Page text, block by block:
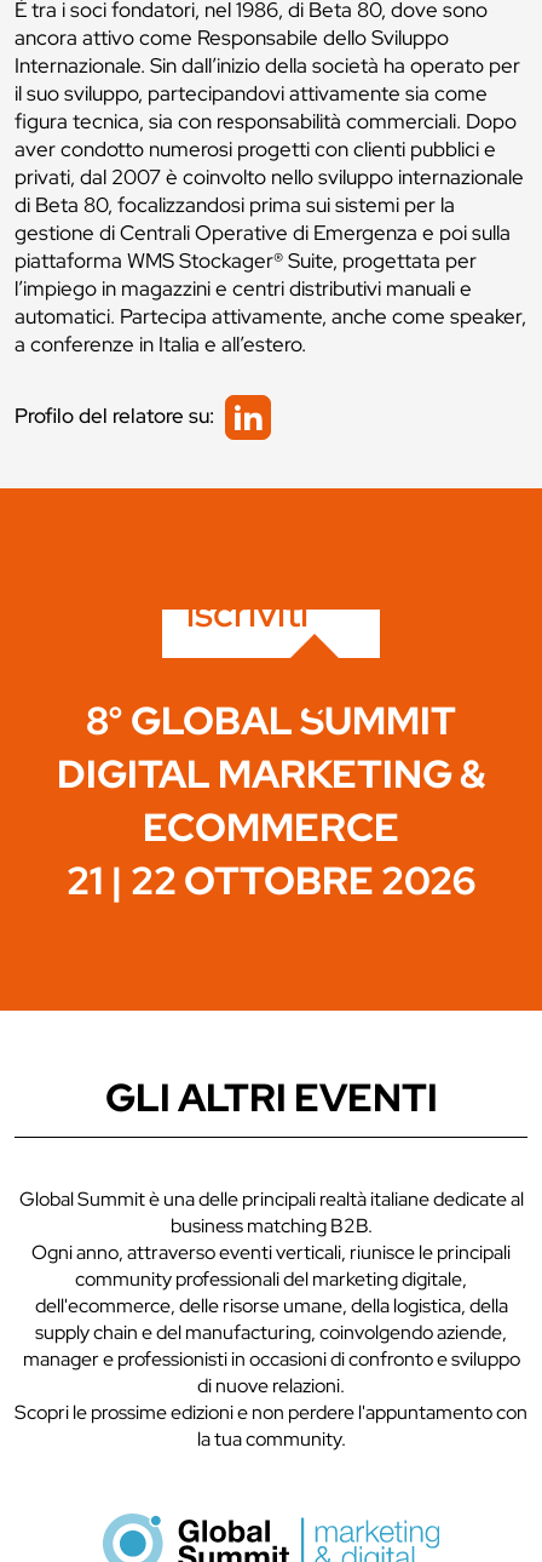
È tra i soci fondatori, nel 1986, di Beta 80, dove sono
ancora attivo come Responsabile dello Sviluppo
Internazionale. Sin dall’inizio della società ha operato per
il suo sviluppo, partecipandovi attivamente sia come
figura tecnica, sia con responsabilità commerciali. Dopo
aver condotto numerosi progetti con clienti pubblici e
privati, dal 2007 è coinvolto nello sviluppo internazionale
di Beta 80, focalizzandosi prima sui sistemi per la
gestione di Centrali Operative di Emergenza e poi sulla
piattaforma WMS Stockager® Suite, progettata per
l’impiego in magazzini e centri distributivi manuali e
automatici. Partecipa attivamente, anche come speaker,
a conferenze in Italia e all’estero.
Profilo del relatore su:
iscriviti
8° GLOBAL SUMMIT
DIGITAL MARKETING &
ECOMMERCE
21 | 22 OTTOBRE 2026
GLI ALTRI EVENTI
Global Summit è una delle principali realtà italiane dedicate al
business matching B2B.
Ogni anno, attraverso eventi verticali, riunisce le principali
community professionali del marketing digitale,
dell'ecommerce, delle risorse umane, della logistica, della
supply chain e del manufacturing, coinvolgendo aziende,
manager e professionisti in occasioni di confronto e sviluppo
di nuove relazioni.
Scopri le prossime edizioni e non perdere l'appuntamento con
la tua community.